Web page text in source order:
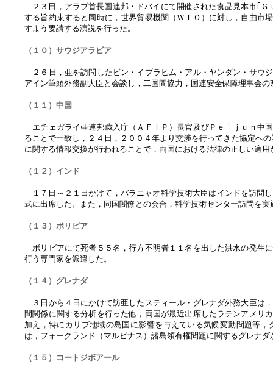
２３日，アラブ首長国連邦・ドバイにて開催された食品見本市｢
する旨約束すると同時に，世界貿易機関（ＷＴＯ）に対し，自由市
すよう要請する演説を行った。
（１０）サウジアラビア
２６日，亜を訪問したビン・イブラヒム・アル・ヤンダン・サウ
アイン筆頭外務副大臣と会談し，二国間協力，国連安全保障理事会
（１１）中国
エチェガライ亜連邦歳入庁（ＡＦＩＰ）長官及びＰｅｉｊｕｎ中
ることで一致し，２４日，２００４年より交渉を行ってきた協定へ
に関する情報交換が行われることで，両国における法律の正しい適
（１２）インド
１７日～２１日かけて，バラニャオ科学技術大臣はインドを訪問
式に出席した。また，同国閣僚との会合，科学技術センター訪問を
（１３）ボリビア
ボリビアにて死者５５名，行方不明者１１名を出した洪水の発生
行う専門家を派遣した。
（１４）グレナダ
３日から４日にかけて訪亜したスティール・グレナダ外務大臣は
間関係に関する分析を行った他，両国が最近出席したラテンアメリ
加え，特にカリブ地域の島国に影響を与えている気候変動問題等
は，フォークランド（マルビナス）諸島領有権問題に関するグレナ
（１５）コートジボアール